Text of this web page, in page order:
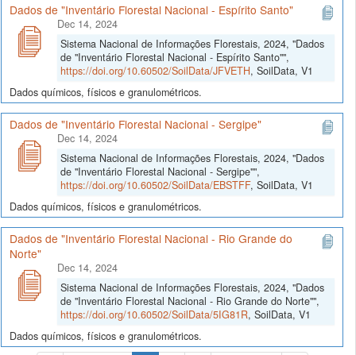
Dados de "Inventário Florestal Nacional - Espírito Santo"
Dec 14, 2024
Sistema Nacional de Informações Florestais, 2024, "Dados
de "Inventário Florestal Nacional - Espírito Santo"",
https://doi.org/10.60502/SoilData/JFVETH, SoilData, V1
Dados químicos, físicos e granulométricos.
Dados de "Inventário Florestal Nacional - Sergipe"
Dec 14, 2024
Sistema Nacional de Informações Florestais, 2024, "Dados
de "Inventário Florestal Nacional - Sergipe"",
https://doi.org/10.60502/SoilData/EBSTFF, SoilData, V1
Dados químicos, físicos e granulométricos.
Dados de "Inventário Florestal Nacional - Rio Grande do
Norte"
Dec 14, 2024
Sistema Nacional de Informações Florestais, 2024, "Dados
de "Inventário Florestal Nacional - Rio Grande do Norte"",
https://doi.org/10.60502/SoilData/5IG81R, SoilData, V1
Dados químicos, físicos e granulométricos.